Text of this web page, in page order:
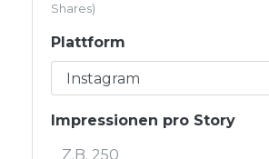
Shares)
Plattform
Impressionen pro Story